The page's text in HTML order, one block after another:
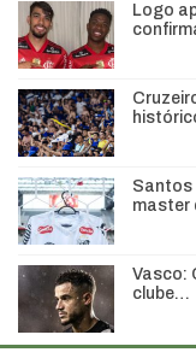
Logo
Santos
master
Vasco:
clube…